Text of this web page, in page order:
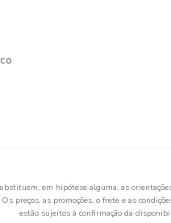
em hipótese alguma, as
preços, as promoções, o frete e as
estão sujeitos à confirmação da